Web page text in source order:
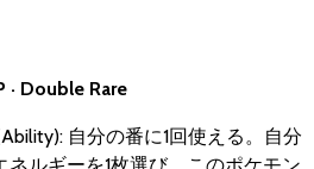
· Double Rare
自分の番に1回使える。自分
ルギーを1枚選び、このポケモン